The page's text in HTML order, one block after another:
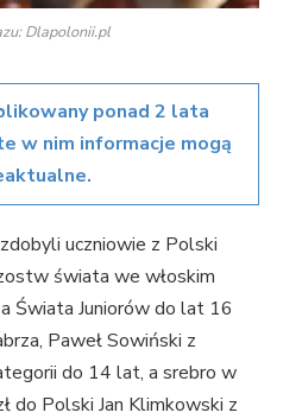
Dlapolonii.pl
ponad 2 lata
w nim informacje mogą
uczniowie z Polski
świata we włoskim
Świata Juniorów do lat 16
Paweł Sowiński z
do 14 lat, a srebro w
do Polski Jan Klimkowski z